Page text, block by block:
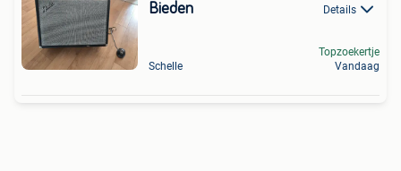
Bieden Details
Schelle
Topzoekertje
Vandaag